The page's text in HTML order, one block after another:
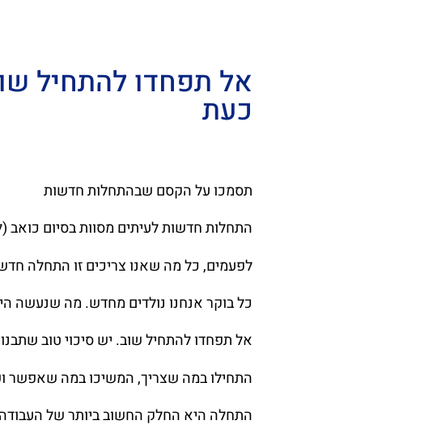
אל תפחדו להתחיל
כעת
תסמכו על הקסם שבהתחלות חדשות
התחלות חדשות לעיתים מסוות בסיום כואב
לפעמים, כל מה שאנו צריכים זו התחלה
כל בוקר אנחנו נולדים מחדש. מה שנעשה
אל תפחדו להתחיל שוב. יש סיכוי טוב
התחילו במה שצריך, המשיכו במה שאפשר
התחלה היא החלק החשוב ביותר של